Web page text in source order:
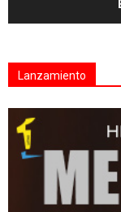
Lanzamiento